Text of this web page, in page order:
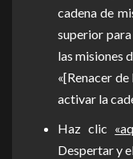
cadena de
superior
las misiones
«[Renacer
activar la
Haz clic
Despertar y